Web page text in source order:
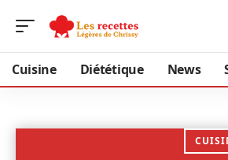
Cuisine Diététique News